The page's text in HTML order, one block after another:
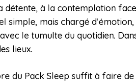
détente, à la contemplation
simple, mais chargé
le tumulte du quotidien.
lieux.
du Pack Sleep suffit à faire